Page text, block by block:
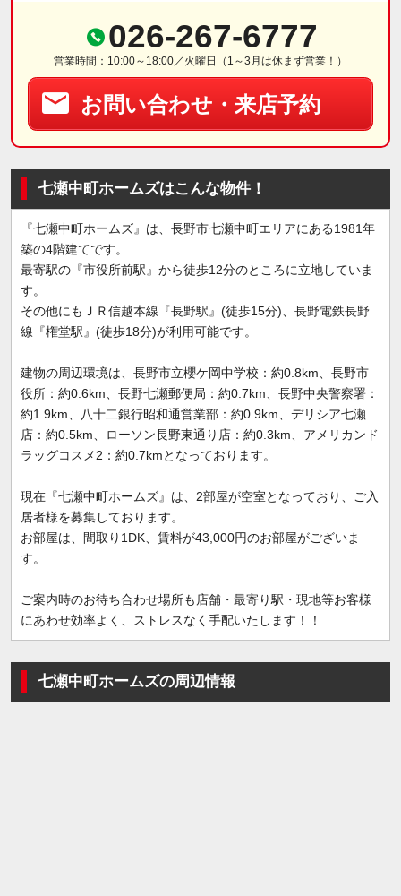
026-267-6777
営業時間：10:00～18:00／火曜日（1～3月は休まず営業！）
お問い合わせ・来店予約
七瀬中町ホームズはこんな物件！
『七瀬中町ホームズ』は、長野市七瀬中町エリアにある1981年
築の4階建てです。
最寄駅の『市役所前駅』から徒歩12分のところに立地していま
す。
その他にもＪＲ信越本線『長野駅』(徒歩15分)、長野電鉄長野
線『権堂駅』(徒歩18分)が利用可能です。
建物の周辺環境は、長野市立櫻ケ岡中学校：約0.8km、長野市
役所：約0.6km、長野七瀬郵便局：約0.7km、長野中央警察署：
約1.9km、八十二銀行昭和通営業部：約0.9km、デリシア七瀬
店：約0.5km、ローソン長野東通り店：約0.3km、アメリカンド
ラッグコスメ2：約0.7kmとなっております。
現在『七瀬中町ホームズ』は、2部屋が空室となっており、ご入
居者様を募集しております。
お部屋は、間取り1DK、賃料が43,000円のお部屋がございま
す。
ご案内時のお待ち合わせ場所も店舗・最寄り駅・現地等お客様
にあわせ効率よく、ストレスなく手配いたします！！
七瀬中町ホームズの周辺情報